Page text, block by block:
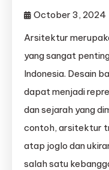
October 3, 2024
Arsitektur
yang sangat
Indonesia. Desain
dapat menjadi
dan sejarah yang
contoh, arsitektur
atap joglo dan
salah satu